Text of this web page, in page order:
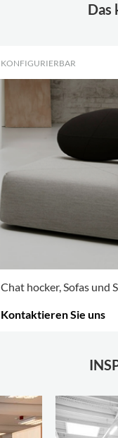
Das
KONFIGURIERBAR
Chat hocker, Sofas und
Kontaktieren Sie uns